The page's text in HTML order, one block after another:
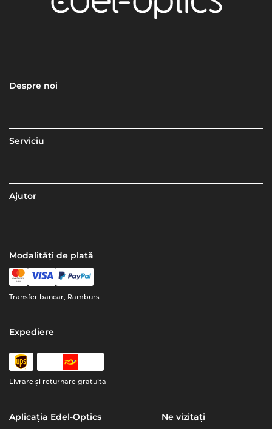
Despre noi
Serviciu
Ajutor
Modalități de plată
Transfer bancar, Ramburs
Expediere
Livrare şi returnare gratuita
Aplicația Edel-Optics Ne vizitați